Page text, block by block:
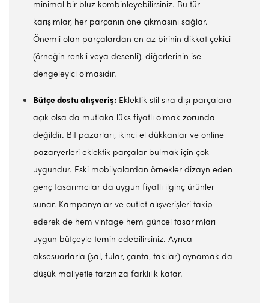
minimal bir bluz kombinleyebilirsiniz. Bu tür
karışımlar, her parçanın öne çıkmasını sağlar.
Önemli olan parçalardan en az birinin dikkat çekici
(örneğin renkli veya desenli), diğerlerinin ise
dengeleyici olmasıdır.
Bütçe dostu alışveriş: Eklektik stil sıra dışı parçalara
açık olsa da mutlaka lüks fiyatlı olmak zorunda
değildir. Bit pazarları, ikinci el dükkanlar ve online
pazaryerleri eklektik parçalar bulmak için çok
uygundur. Eski mobilyalardan örnekler dizayn eden
genç tasarımcılar da uygun fiyatlı ilginç ürünler
sunar. Kampanyalar ve outlet alışverişleri takip
ederek de hem vintage hem güncel tasarımları
uygun bütçeyle temin edebilirsiniz. Ayrıca
aksesuarlarla (şal, fular, çanta, takılar) oynamak da
düşük maliyetle tarzınıza farklılık katar.